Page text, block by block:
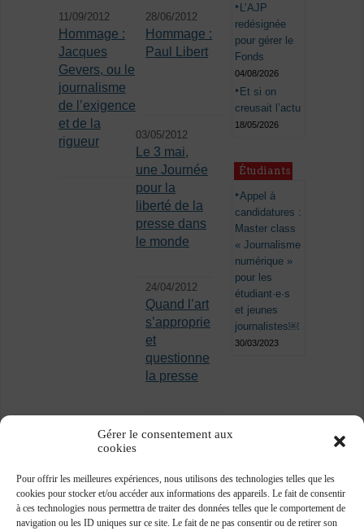
Gérer le consentement aux
cookies
Pour offrir les meilleures expériences, nous utilisons des technologies telles que les
cookies pour stocker et/ou accéder aux informations des appareils. Le fait de consentir
à ces technologies nous permettra de traiter des données telles que le comportement de
navigation ou les ID uniques sur ce site. Le fait de ne pas consentir ou de retirer son
11/09/2012
Hommage :
Jacques
Gevers, ou le
journalisme
de l’exigence
et de la
rigueur
28/06/2012
Hommage :
Paul Libert
03/05/2012
Le 3 mai,
une Journée
pour la
liberté de la
presse dans
le monde
24/04/2012
Quand l’art
s’approprie
et
questionne
la presse
L’AJP
redésignée
pour gérer le
Fonds
04/08/2026
Et si on
creusait l’actu
18/05/2026
Étudiants
Appel à
candidatures :
Master class
« Journalisme
numérique »
pour les
étudiant·e·s
et jeunes
journalistes￼
30/03/2023